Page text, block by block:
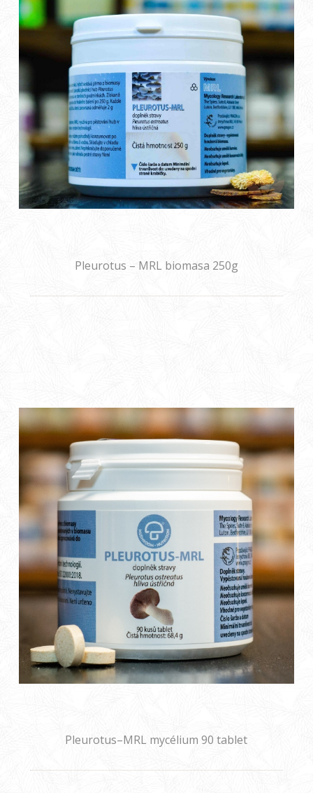
Pleurotus – MRL biomasa 250g
Pleurotus–MRL mycélium 90 tablet